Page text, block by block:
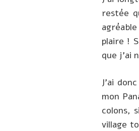
restée
plaire !
que j’ai
J’ai
mon
colons,
village